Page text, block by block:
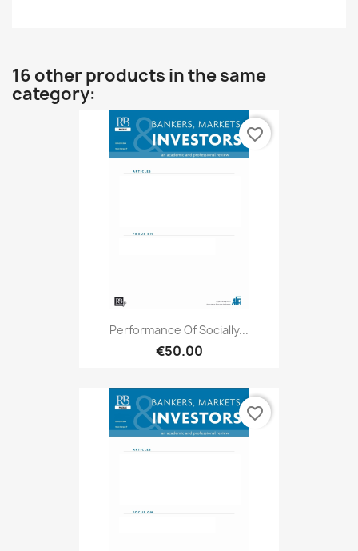
16 other products in the same
category:
Performance Of Socially...
€50.00
favorite_border
favorite_border